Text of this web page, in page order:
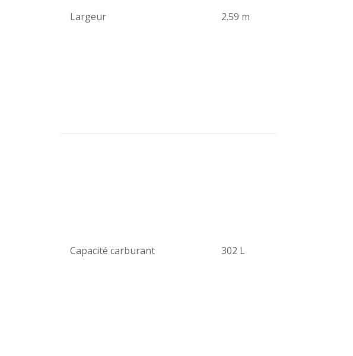
Largeur 2.59 m
Capacité carburant 302 L